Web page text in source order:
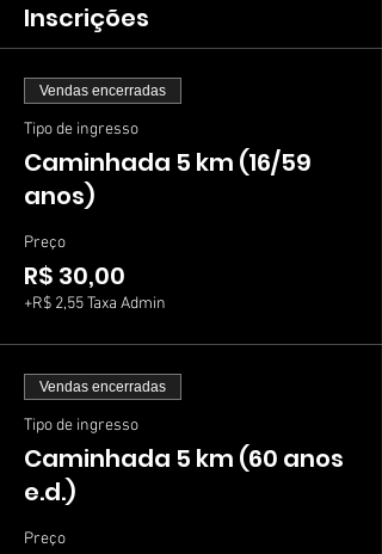
Inscrições
Vendas encerradas
Tipo de ingresso
Caminhada 5 km (16/59
anos)
Preço
R$ 30,00
+R$ 2,55 Taxa Admin
Vendas encerradas
Tipo de ingresso
Caminhada 5 km (60 anos
e.d.)
Preço